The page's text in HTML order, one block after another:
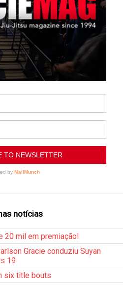
notícias
20 mil em premiação!
Gracie conduziu Suyan
19
six title bouts